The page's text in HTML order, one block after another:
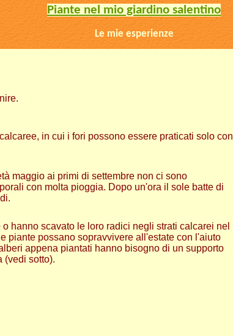
Piante nel mio giardino salentino
Le mie esperienze
in cui i fori possono essere praticati solo con
maggio ai primi di settembre non ci sono
con molta pioggia. Dopo un'ora il sole batte di
hanno scavato le loro radici negli strati calcarei nel
piante possano sopravvivere all'estate con l'aiuto
appena piantati hanno bisogno di un supporto
(vedi sotto).